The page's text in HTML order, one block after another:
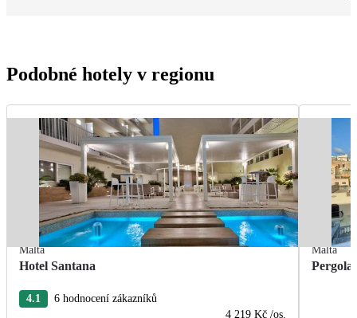
Podobné hotely v regionu
Malta
Hotel Santana
4.1
6 hodnocení zákazníků
4 219 Kč /os.
Malta
Pergola